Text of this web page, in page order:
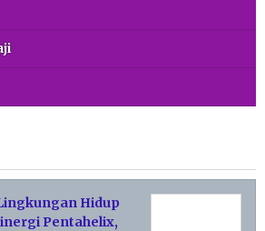
Hidup
Pentahelix,